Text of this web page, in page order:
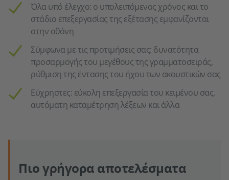
Όλα υπό έλεγχο: ο υπολειπόμενος χρόνος και το
στάδιο επεξεργασίας της εξέτασης εμφανίζονται
στην οθόνη
Σύμφωνα με τις προτιμήσεις σας: δυνατότητα
προσαρμογής του μεγέθους της γραμματοσειράς,
ρύθμιση της έντασης του ήχου των ακουστικών σας
Εύχρηστες: εύκολη επεξεργασία του κειμένου σας,
αυτόματη καταμέτρηση λέξεων και άλλα
Πιο γρήγορα αποτελέσματα